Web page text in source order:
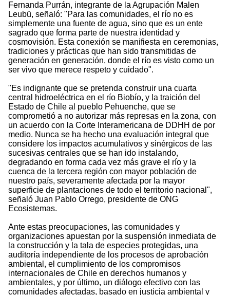
Fernanda Purrán, integrante de la Agrupación Malen
Leubü, señaló: "Para las comunidades, el río no es
simplemente una fuente de agua, sino que es un ente
sagrado que forma parte de nuestra identidad y
cosmovisión. Esta conexión se manifiesta en ceremonias,
tradiciones y prácticas que han sido transmitidas de
generación en generación, donde el río es visto como un
ser vivo que merece respeto y cuidado".
"Es indignante que se pretenda construir una cuarta
central hidroeléctrica en el río Biobío, y la traición del
Estado de Chile al pueblo Pehuenche, que se
comprometió a no autorizar más represas en la zona, con
un acuerdo con la Corte Interamericana de DDHH de por
medio. Nunca se ha hecho una evaluación integral que
considere los impactos acumulativos y sinérgicos de las
sucesivas centrales que se han ido instalando,
degradando en forma cada vez más grave el río y la
cuenca de la tercera región con mayor población de
nuestro país, severamente afectada por la mayor
superficie de plantaciones de todo el territorio nacional",
señaló Juan Pablo Orrego, presidente de ONG
Ecosistemas.
Ante estas preocupaciones, las comunidades y
organizaciones apuestan por la suspensión inmediata de
la construcción y la tala de especies protegidas, una
auditoría independiente de los procesos de aprobación
ambiental, el cumplimiento de los compromisos
internacionales de Chile en derechos humanos y
ambientales, y por último, un diálogo efectivo con las
comunidades afectadas, basado en justicia ambiental y